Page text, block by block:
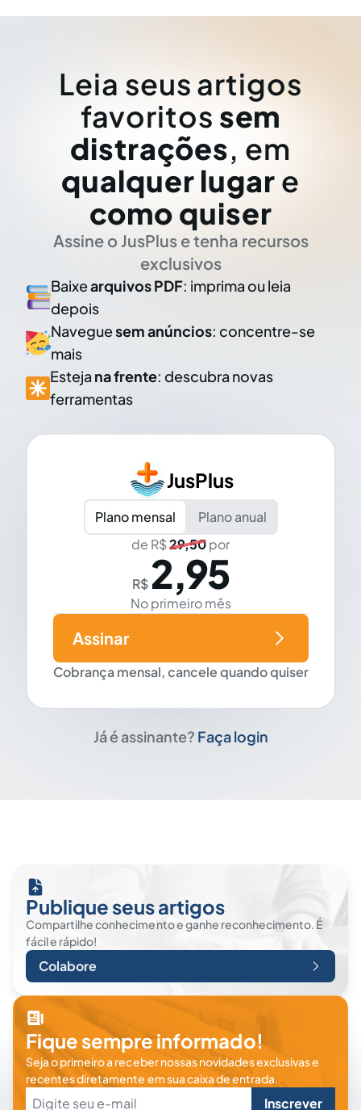
Leia seus artigos
favoritos sem
distrações, em
qualquer lugar e
como quiser
Assine o JusPlus e tenha recursos
exclusivos
Baixearquivos PDF: imprima ou leia
depois
Naveguesem anúncios: concentre-se
mais
Esteja na frente: descubra novas
ferramentas
JusPlus
Plano mensal
Plano anual
de R$29,50por
R$ 2,95
No primeiro mês
Cobrança mensal, cancele quando quiser
Assinar
Já é assinante? Faça login
Publique seus artigos
Compartilhe conhecimento e ganhe reconhecimento. É
fácil e rápido!
Colabore
Fique sempre informado!
Seja o primeiro a receber nossas novidades exclusivas e
recentes diretamente em sua caixa de entrada.
Inscrever